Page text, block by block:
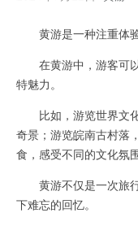
黄游是一种注重体验
在黄游中，游客可以
特魅力。
比如，游览世界文化
奇景；游览皖南古村落
食，感受不同的文化氛围
黄游不仅是一次旅行
下难忘的回忆。